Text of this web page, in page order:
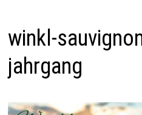
winkl-
jahrgang